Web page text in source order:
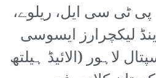
پی ٹی سی ایل، ریلوے،
لیکچرارز ایسوسی
لاہور (الائیڈ ہیلتھ